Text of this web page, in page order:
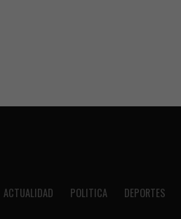
ACTUALIDAD POLITICA DEPORTES